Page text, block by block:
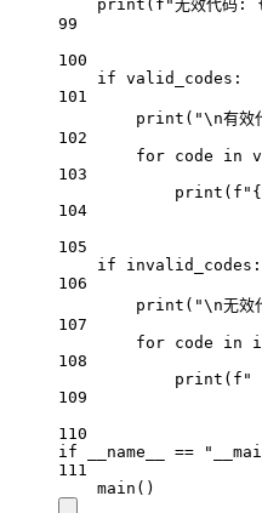
print ( f "无效代码:
99
100
if valid_codes:
101
print ( "\n有效
102
for code in
103
print ( f " {
104
105
if invalid_codes:
106
print ( "\n无效
107
for code in
108
print ( f "
109
110
if
__name__ ==
111
main()